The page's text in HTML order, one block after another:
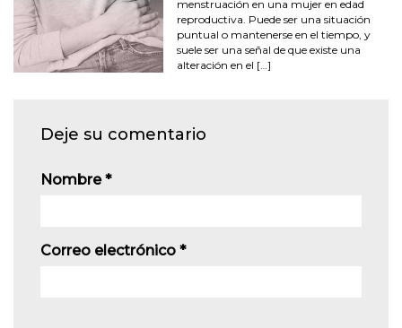
menstruación en una mujer en edad
reproductiva. Puede ser una situación
puntual o mantenerse en el tiempo, y
suele ser una señal de que existe una
alteración en el […]
Deje su comentario
Nombre*
Correo electrónico *